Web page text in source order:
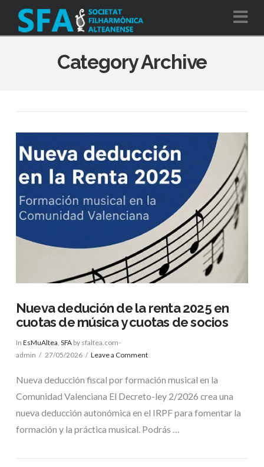
Category Archive
Nueva dedución de la renta 2025 en
cuotas de música y cuotas de socios
In EsMuAltea, SFAby sfaltea.com-
admin
27/05/2026 Leave a Comment
Nueva deducción fiscal por formación musical en la
Comunidad Valenciana El Decreto-ley 2/2026 crea una
nueva deducción autonómica en el IRPF para fomentar la
formación y la práctica musical. Podrás …